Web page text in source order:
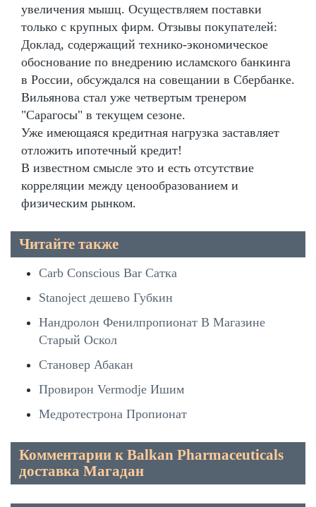
увеличения мышц. Осуществляем поставки
только с крупных фирм. Отзывы покупателей:
Доклад, содержащий технико-экономическое
обоснование по внедрению исламского банкинга
в России, обсуждался на совещании в Сбербанке.
Вильянова стал уже четвертым тренером
"Сарагосы" в текущем сезоне.
Уже имеющаяся кредитная нагрузка заставляет
отложить ипотечный кредит!
В известном смысле это и есть отсутствие
корреляции между ценообразованием и
физическим рынком.
Читайте также
Carb Conscious Bar Сатка
Stanoject дешево Губкин
Нандролон Фенилпропионат В Магазине
Старый Оскол
Становер Абакан
Провирон Vermodje Ишим
Медротестрона Пропионат
Комментарии к Balkan Pharmaceuticals
доставка Магадан